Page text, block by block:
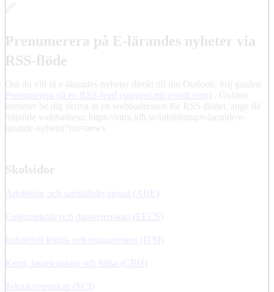
Prenumerera på E-lärandes nyheter via
RSS-flöde
Om du vill få e-lärandes nyheter direkt till din Outlook, följ guiden
Prenumerera på en RSS-feed (support.microsoft.com) . Guiden
kommer be dig skriva in en webbadressen för RSS-flödet, ange då
följande webbadress: https://intra.kth.se/utbildning/e-larande/e-
larande-nyheter?rss=news
Skolsidor
Arkitektur och samhällsbyggnad (ABE)
Elektroteknik och datavetenskap (EECS)
Industriell teknik och management (ITM)
Kemi, bioteknologi och hälsa (CBH)
Teknikvetenskap (SCI)